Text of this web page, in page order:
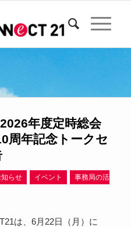
年度定時総会
周年記念トークセ
らせ イベント
事務局の活
は、6月22日（月）に